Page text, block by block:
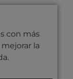
con más
la